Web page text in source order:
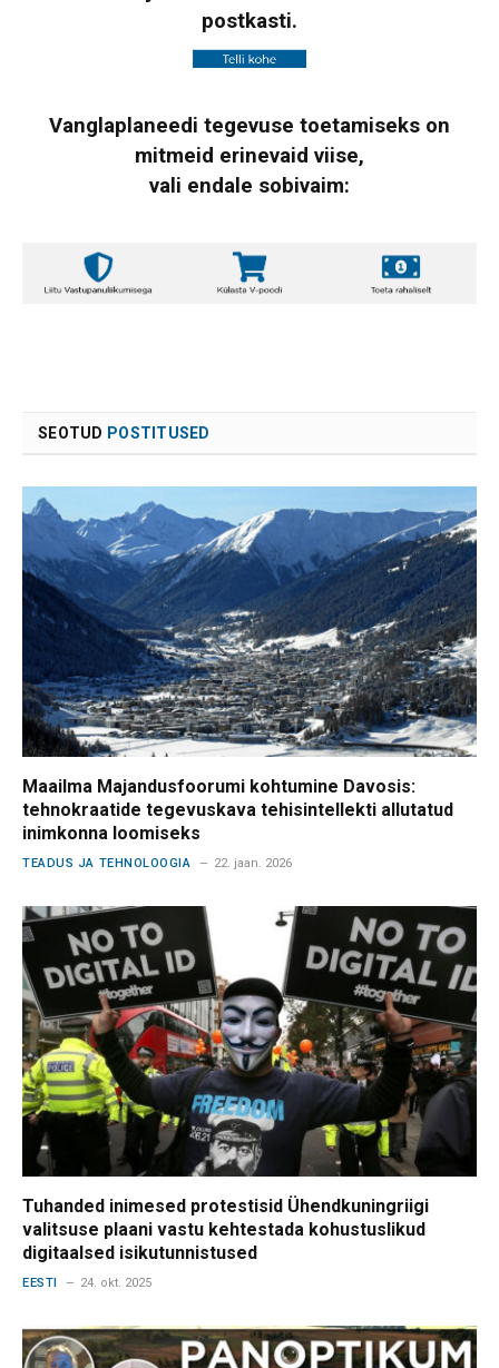
postkasti.
Vanglaplaneedi tegevuse toetamiseks on
mitmeid erinevaid viise,
vali endale sobivaim:
SEOTUD POSTITUSED
Maailma Majandusfoorumi kohtumine Davosis:
tehnokraatide tegevuskava tehisintellekti allutatud
inimkonna loomiseks
TEADUS JA TEHNOLOOGIA 22. jaan. 2026
Tuhanded inimesed protestisid Ühendkuningriigi
valitsuse plaani vastu kehtestada kohustuslikud
digitaalsed isikutunnistused
EESTI 24. okt. 2025